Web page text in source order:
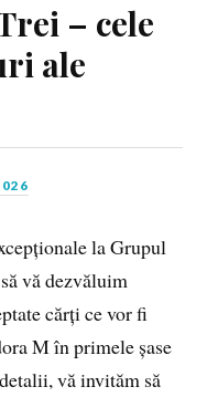
– cele
ale
la Grupul
vă dezvăluim
cărți ce vor fi
M în primele șase
vă invităm să